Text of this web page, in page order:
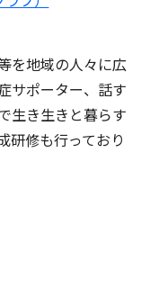
を地域の人々に広
サポーター、話す
生き生きと暮らす
研修も行っており